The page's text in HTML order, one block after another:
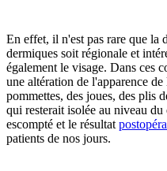
En effet, il n'est pas rare que la
dermiques soit régionale et
également le visage. Dans ces
une altération de l'apparence de
pommettes, des joues, des plis
qui resterait isolée au niveau
escompté et le résultat
patients de nos jours.